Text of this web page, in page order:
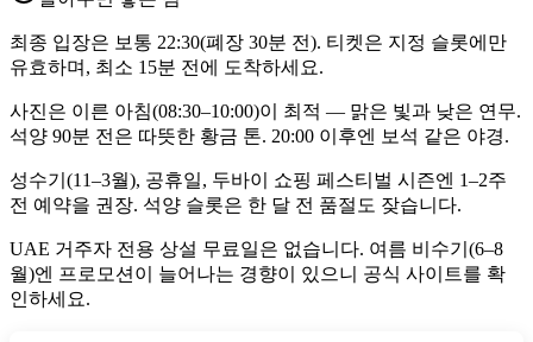
최종 입장은 보통 22:30(폐장 30분 전). 티켓은 지정 슬롯에만
유효하며, 최소 15분 전에 도착하세요.
사진은 이른 아침(08:30–10:00)이 최적 — 맑은 빛과 낮은 연무.
석양 90분 전은 따뜻한 황금 톤. 20:00 이후엔 보석 같은 야경.
성수기(11–3월), 공휴일, 두바이 쇼핑 페스티벌 시즌엔 1–2주
전 예약을 권장. 석양 슬롯은 한 달 전 품절도 잦습니다.
UAE 거주자 전용 상설 무료일은 없습니다. 여름 비수기(6–8
월)엔 프로모션이 늘어나는 경향이 있으니 공식 사이트를 확
인하세요.